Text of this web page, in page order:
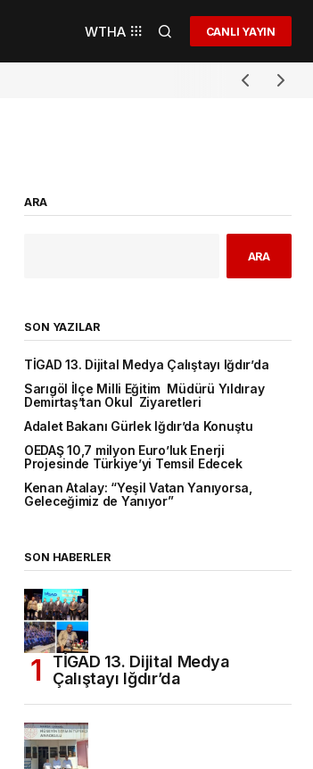
WTHA CANLI YAYIN
ARA
ARA
SON YAZILAR
TİGAD 13. Dijital Medya Çalıştayı Iğdır’da
Sarıgöl İlçe Milli Eğitim Müdürü Yıldıray
Demirtaş’tan Okul Ziyaretleri
Adalet Bakanı Gürlek Iğdır’da Konuştu
OEDAŞ 10,7 milyon Euro’luk Enerji
Projesinde Türkiye’yi Temsil Edecek
Kenan Atalay: “Yeşil Vatan Yanıyorsa,
Geleceğimiz de Yanıyor”
SON HABERLER
TİGAD 13. Dijital Medya
Çalıştayı Iğdır’da